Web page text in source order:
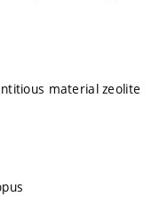
material zeolite